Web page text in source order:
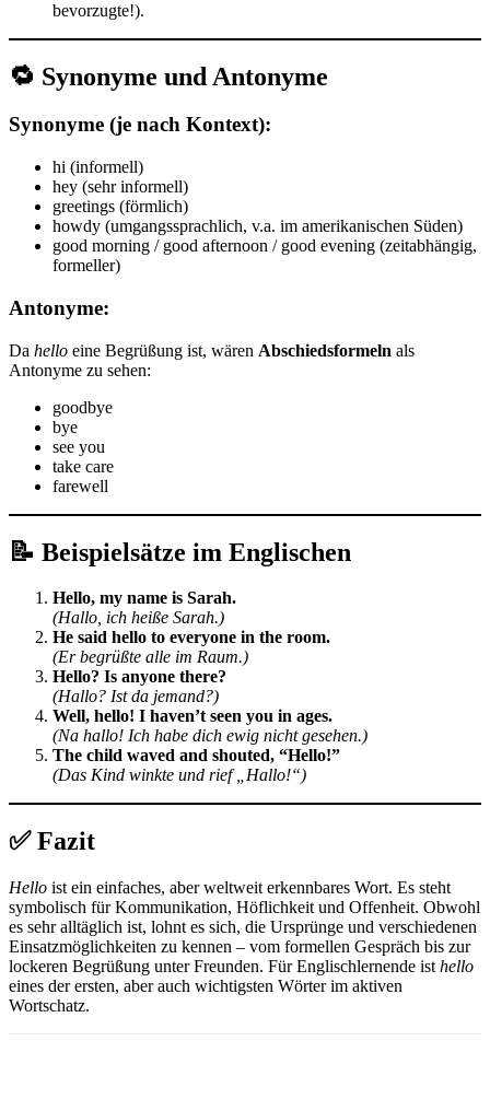
bevorzugte!).
🔁 Synonyme und Antonyme
Synonyme (je nach Kontext):
hi (informell)
hey (sehr informell)
greetings (förmlich)
howdy (umgangssprachlich, v.a. im amerikanischen Süden)
good morning / good afternoon / good evening (zeitabhängig,
formeller)
Antonyme:
Da hello eine Begrüßung ist, wären Abschiedsformeln als
Antonyme zu sehen:
goodbye
bye
see you
take care
farewell
📝 Beispielsätze im Englischen
Hello, my name is Sarah.
(Hallo, ich heiße Sarah.)
He said hello to everyone in the room.
(Er begrüßte alle im Raum.)
Hello? Is anyone there?
(Hallo? Ist da jemand?)
Well, hello! I haven’t seen you in ages.
(Na hallo! Ich habe dich ewig nicht gesehen.)
The child waved and shouted, “Hello!”
(Das Kind winkte und rief „Hallo!“)
✅Fazit
Hello ist ein einfaches, aber weltweit erkennbares Wort. Es steht
symbolisch für Kommunikation, Höflichkeit und Offenheit. Obwohl
es sehr alltäglich ist, lohnt es sich, die Ursprünge und verschiedenen
Einsatzmöglichkeiten zu kennen – vom formellen Gespräch bis zur
lockeren Begrüßung unter Freunden. Für Englischlernende ist hello
eines der ersten, aber auch wichtigsten Wörter im aktiven
Wortschatz.